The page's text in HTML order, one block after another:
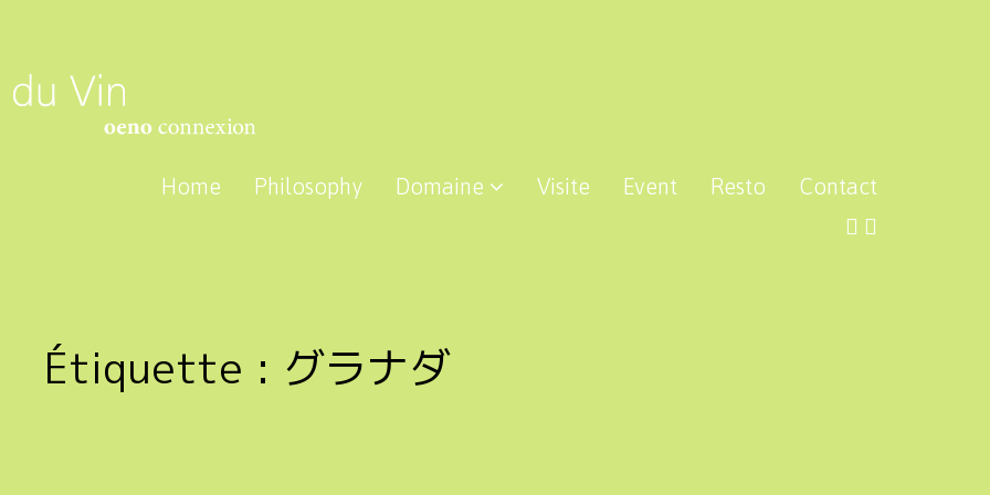
Home Philosophy Domaine Visite Event Resto Contact
Étiquette : グラナダ